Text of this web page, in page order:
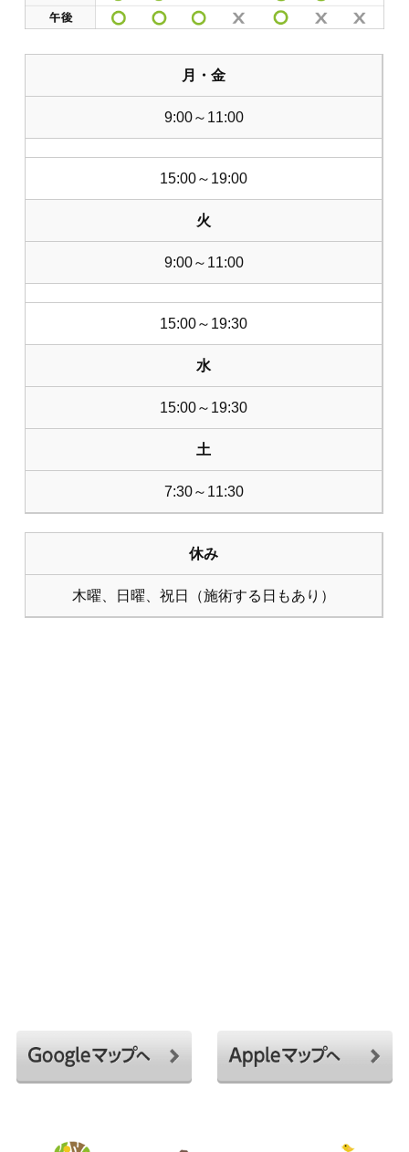
月・金
9:00～11:00
15:00～19:00
火
9:00～11:00
15:00～19:30
水
15:00～19:30
土
7:30～11:30
休み
木曜、日曜、祝日（施術する日もあり）